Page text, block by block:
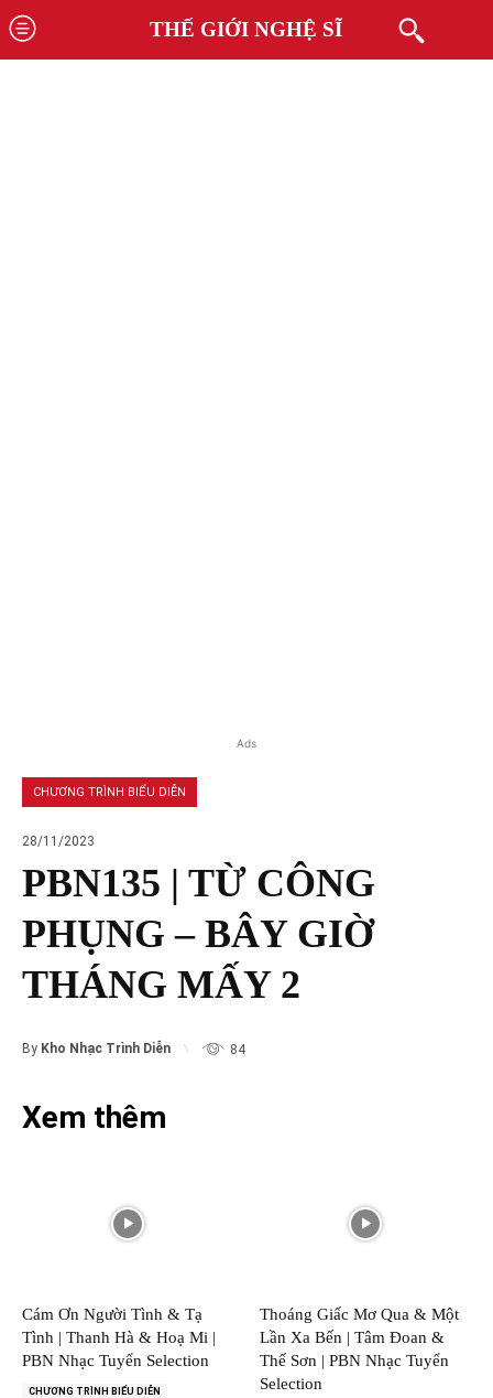
THẾ GIỚI NGHỆ SĨ
Ads
CHƯƠNG TRÌNH BIỂU DIỄN
28/11/2023
PBN135 | TỪ CÔNG
PHỤNG – BÂY GIỜ
THÁNG MẤY 2
By Kho Nhạc Trình Diễn 84
Xem thêm
Cám Ơn Người Tình & Tạ
Tình | Thanh Hà & Hoạ Mi |
PBN Nhạc Tuyển Selection
CHƯƠNG TRÌNH BIỂU DIỄN
Thoáng Giấc Mơ Qua & Một
Lần Xa Bến | Tâm Đoan &
Thế Sơn | PBN Nhạc Tuyển
Selection